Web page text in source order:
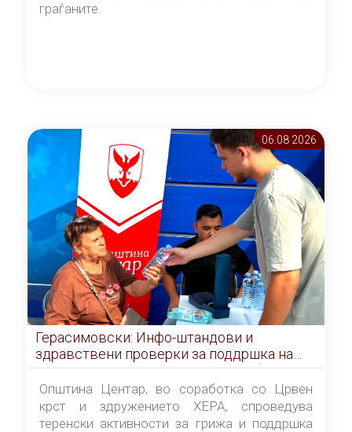
граѓаните.
06.08 2026
Герасимовски: Инфо-штандови и
здравствени проверки за поддршка на
граѓаните во услови на топлотен бран
Општина Центар, во соработка со Црвен
крст и здружението ХЕРА, спроведува
теренски активности за грижа и поддршка